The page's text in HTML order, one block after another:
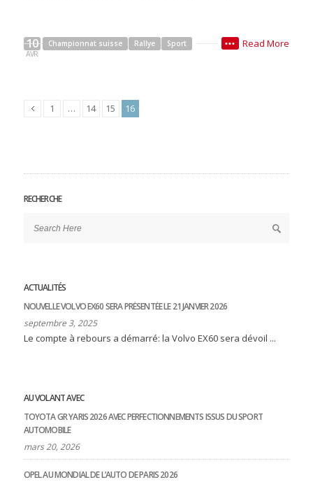
10
AVR
Championnat suisse Rallye Sport Read More
•••
1 … 14 15 16
RECHERCHE
ACTUALITÉS
NOUVELLE VOLVO EX60 SERA PRÉSENTÉE LE 21 JANVIER 2026
septembre 3, 2025
Le compte à rebours a démarré: la Volvo EX60 sera dévoil ...
AU VOLANT AVEC
TOYOTA GR YARIS 2026 AVEC PERFECTIONNEMENTS ISSUS DU SPORT
AUTOMOBILE
mars 20, 2026
OPEL AU MONDIAL DE L’AUTO DE PARIS 2026